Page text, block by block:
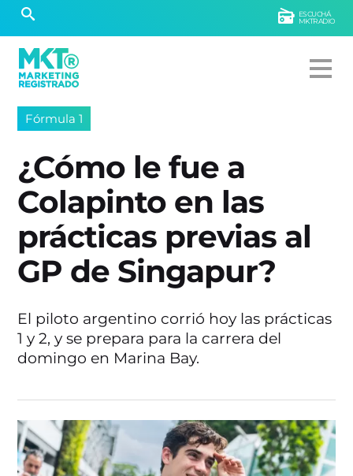
ESCUCHÁ
MKTRADIO
Fórmula 1
¿Cómo le fue a
Colapinto en las
prácticas previas al
GP de Singapur?
El piloto argentino corrió hoy las prácticas
1 y 2, y se prepara para la carrera del
domingo en Marina Bay.